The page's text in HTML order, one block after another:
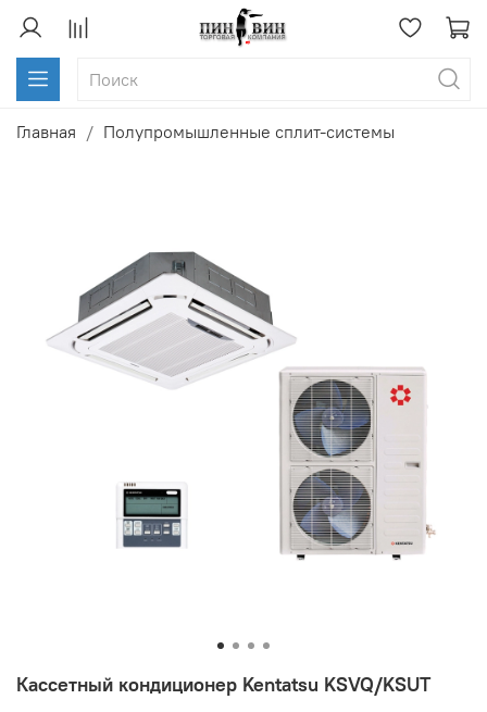
Главная Полупромышленные сплит-системы
Кассетный кондиционер Kentatsu KSVQ/KSUT